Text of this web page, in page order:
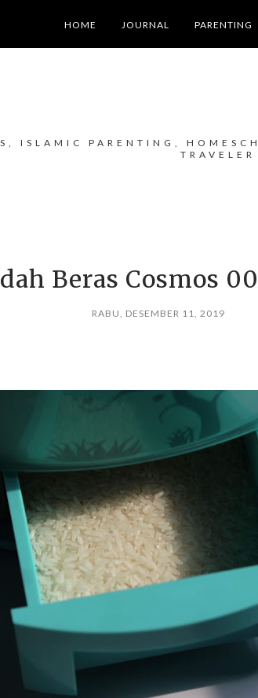
HOME JOURNAL PARENTING
ISLAMIC PARENTING,
Beras Cosmos
RABU, DESEMBER 11, 2019